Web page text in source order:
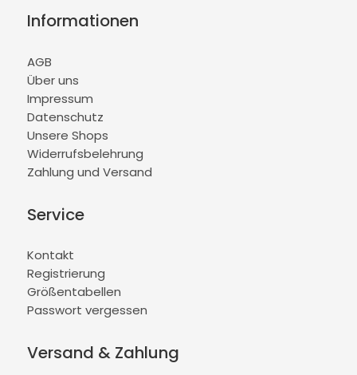
Informationen
AGB
Über uns
Impressum
Datenschutz
Unsere Shops
Widerrufsbelehrung
Zahlung und Versand
Service
Kontakt
Registrierung
Größentabellen
Passwort vergessen
Versand & Zahlung